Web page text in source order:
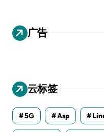
广告
云标签
5G Asp